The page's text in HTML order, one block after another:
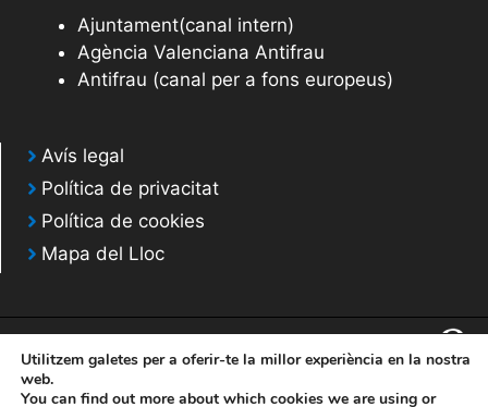
Ajuntament(canal intern)
Agència Valenciana Antifrau
Antifrau (canal per a fons europeus)
Avís legal
Política de privacitat
Política de cookies
Mapa del Lloc
Utilitzem galetes per a oferir-te la millor experiència en la nostra
web.
You can find out more about which cookies we are using or